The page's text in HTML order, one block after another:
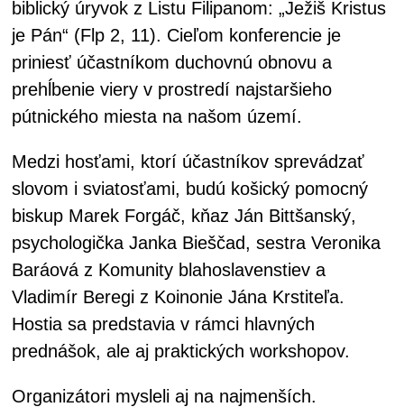
biblický úryvok z Listu Filipanom: „Ježiš Kristus
je Pán“ (Flp 2, 11). Cieľom konferencie je
priniesť účastníkom duchovnú obnovu a
prehĺbenie viery v prostredí najstaršieho
pútnického miesta na našom území.
Medzi hosťami, ktorí účastníkov sprevádzať
slovom i sviatosťami, budú košický pomocný
biskup Marek Forgáč, kňaz Ján Bittšanský,
psychologička Janka Bieščad, sestra Veronika
Baráová z Komunity blahoslavenstiev a
Vladimír Beregi z Koinonie Jána Krstiteľa.
Hostia sa predstavia v rámci hlavných
prednášok, ale aj praktických workshopov.
Organizátori mysleli aj na najmenších.